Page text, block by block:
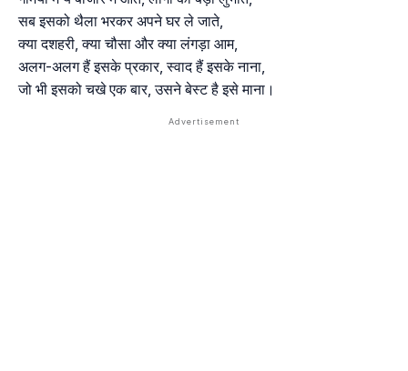
सब इसको थैला भरकर अपने घर ले जाते,
क्या दशहरी, क्या चौसा और क्या लंगड़ा आम,
अलग-अलग हैं इसके प्रकार, स्वाद हैं इसके नाना,
जो भी इसको चखे एक बार, उसने बेस्ट है इसे माना।